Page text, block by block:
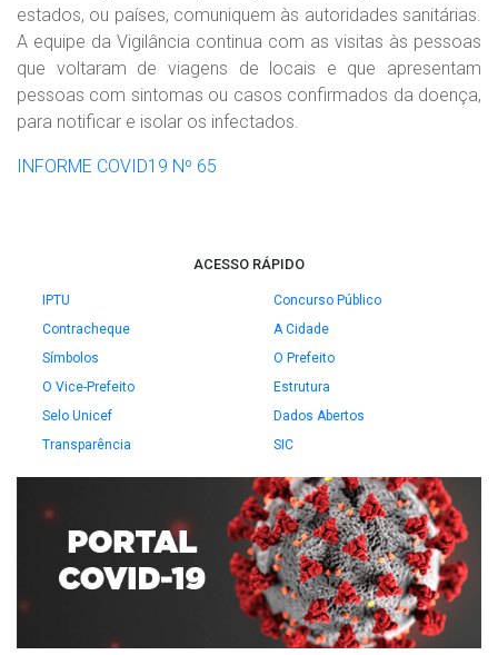
estados, ou países, comuniquem às autoridades sanitárias.
A equipe da Vigilância continua com as visitas às pessoas
que voltaram de viagens de locais e que apresentam
pessoas com sintomas ou casos confirmados da doença,
para notificar e isolar os infectados.
INFORME COVID19 Nº 65
ACESSO RÁPIDO
IPTU
Concurso Público
Contracheque
A Cidade
Símbolos
O Prefeito
O Vice-Prefeito
Estrutura
Selo Unicef
Dados Abertos
Transparência
SIC